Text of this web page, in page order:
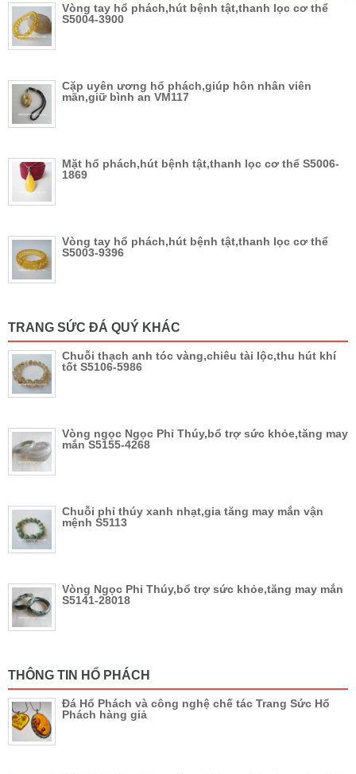
Vòng tay hổ phách,hút bệnh tật,thanh lọc cơ thể
S5004-3900
Cặp uyên ương hổ phách,giúp hôn nhân viên
mãn,giữ bình an VM117
Mặt hổ phách,hút bệnh tật,thanh lọc cơ thể S5006-
1869
Vòng tay hổ phách,hút bệnh tật,thanh lọc cơ thể
S5003-9396
TRANG SỨC ĐÁ QUÝ KHÁC
Chuỗi thạch anh tóc vàng,chiêu tài lộc,thu hút khí
tốt S5106-5986
Vòng ngọc Ngọc Phỉ Thúy,bổ trợ sức khỏe,tăng may
mắn S5155-4268
Chuỗi phỉ thúy xanh nhạt,gia tăng may mắn vận
mệnh S5113
Vòng Ngọc Phỉ Thúy,bổ trợ sức khỏe,tăng may mắn
S5141-28018
THÔNG TIN HỔ PHÁCH
Đá Hổ Phách và công nghệ chế tác Trang Sức Hổ
Phách hàng giả